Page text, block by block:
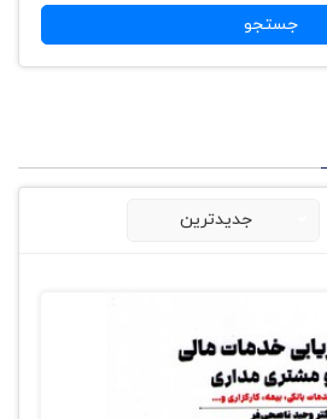
جستجو
جدیدترین